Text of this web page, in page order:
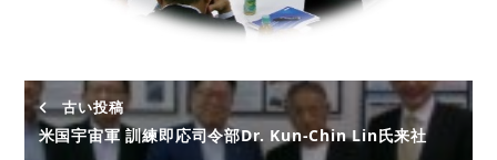
古い投稿
米国宇宙軍 訓練即応司令部Dr. Kun-Chin Lin氏来社